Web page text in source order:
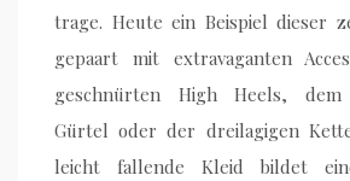
trage. Heute ein Beispiel dieser
gepaart mit extravaganten
geschnürten High Heels, dem
Gürtel oder der dreilagigen
leicht fallende Kleid bildet